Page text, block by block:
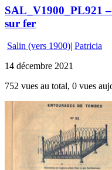
SAL_V1900_PL921
sur fer
Salin (vers 1900)| Patricia
14 décembre 2021
752 vues au total, 0 vues